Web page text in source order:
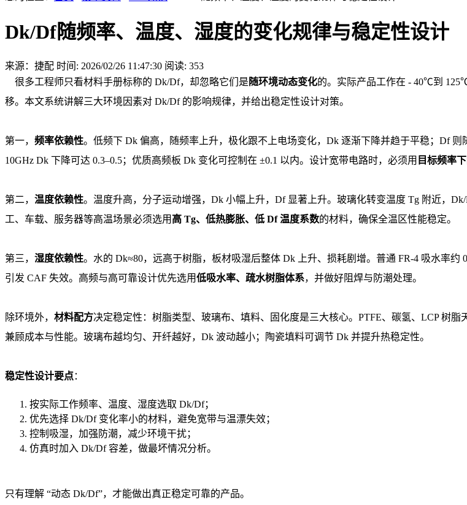
Dk/Df随频率、温度、湿度的变化规律与稳定性设计
来源：捷配 时间: 2026/02/26 11:47:30 阅读: 353
很多工程师只看材料手册标称的 Dk/Df，却忽略它们是 随环境动态变化的。实际产品工作在 - 40℃到
移。本文系统讲解三大环境因素对 Dk/Df 的影响规律，并给出稳定性设计对策。
第一， 频率依赖性。低频下 Dk 偏高，随频率上升，极化跟不上电场变化，Dk 逐渐下降并趋于平稳；Df
10GHz Dk 下降可达 0.3–0.5；优质高频板 Dk 变化可控制在 ±0.1 以内。设计宽带电路时，必须用 目标频率下
第二， 温度依赖性。温度升高，分子运动增强，Dk 小幅上升，Df 显著上升。玻璃化转变温度 Tg 附近，
工、车载、服务器等高温场景必须选用 高 Tg、低热膨胀、低 Df 温度系数的材料，确保全温区性能稳定。
第三， 湿度依赖性。水的 Dk≈80，远高于树脂，板材吸湿后整体 Dk 上升、损耗剧增。普通 FR-4 吸水率约
引发 CAF 失效。高频与高可靠设计优先选用低吸水率、疏水树脂体系，并做好阻焊与防潮处理。
除环境外， 材料配方决定稳定性：树脂类型、玻璃布、填料、固化度是三大核心。PTFE、碳氢、LCP 树
兼顾成本与性能。玻璃布越均匀、开纤越好，Dk 波动越小；陶瓷填料可调节 Dk 并提升热稳定性。
稳定性设计要点：
按实际工作频率、温度、湿度选取 Dk/Df；
优先选择 Dk/Df 变化率小的材料，避免宽带与温漂失效；
控制吸湿，加强防潮，减少环境干扰；
仿真时加入 Dk/Df 容差，做最坏情况分析。
只有理解 “动态 Dk/Df”，才能做出真正稳定可靠的产品。